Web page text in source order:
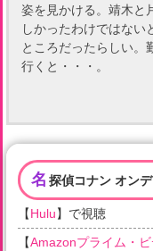
姿を見かける。靖木と
しかったわけではない
ところだったらしい。
行くと・・・。
名 探偵コナン オン
【Hulu】で視聴
【Amazonプライム・ビ